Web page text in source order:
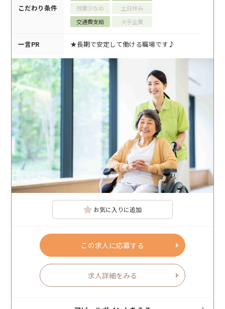
こだわり条件
残業少なめ
土日休み
交通費支給
大手企業
一言PR ★長期で安定して働ける職場です♪
お気に入りに追加
この求人に応募する
求人詳細をみる